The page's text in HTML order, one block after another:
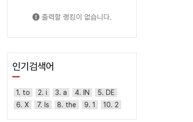
출력할 랭킹이 없습니다.
인기검색어
1. to 2. i 3. a 4. IN
5. DE
6. X
7. Is 8. the 9. 1 10. 2